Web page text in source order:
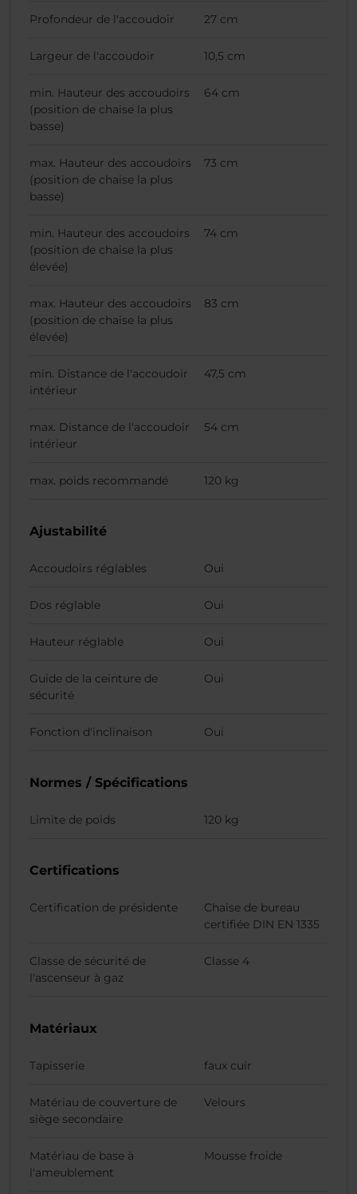
Profondeur de l'accoudoir 27 cm
Largeur de l'accoudoir 10,5 cm
min. Hauteur des accoudoirs
(position de chaise la plus
basse)
64 cm
max. Hauteur des accoudoirs
(position de chaise la plus
basse)
73 cm
min. Hauteur des accoudoirs
(position de chaise la plus
élevée)
74 cm
max. Hauteur des accoudoirs
(position de chaise la plus
élevée)
83 cm
min. Distance de l'accoudoir
intérieur
47,5 cm
max. Distance de l'accoudoir
intérieur
54 cm
max. poids recommandé 120 kg
Ajustabilité
Accoudoirs réglables Oui
Dos réglable Oui
Hauteur réglable Oui
Guide de la ceinture de
sécurité
Oui
Fonction d'inclinaison Oui
Normes / Spécifications
Limite de poids 120 kg
Certifications
Certification de présidente
Chaise de bureau
certifiée DIN EN 1335
Classe de sécurité de
l'ascenseur à gaz
Classe 4
Matériaux
Tapisserie faux cuir
Matériau de couverture de
siège secondaire
Velours
Matériau de base à
l'ameublement
Mousse froide